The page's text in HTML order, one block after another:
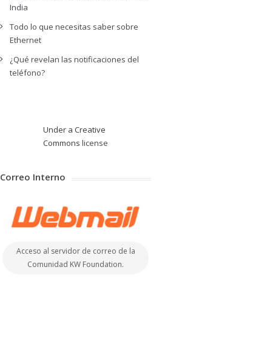
India
Todo lo que necesitas saber sobre
Ethernet
¿Qué revelan las notificaciones del
teléfono?
Under a Creative
Commons license
Correo Interno
Acceso al servidor de correo de la
Comunidad KW Foundation.